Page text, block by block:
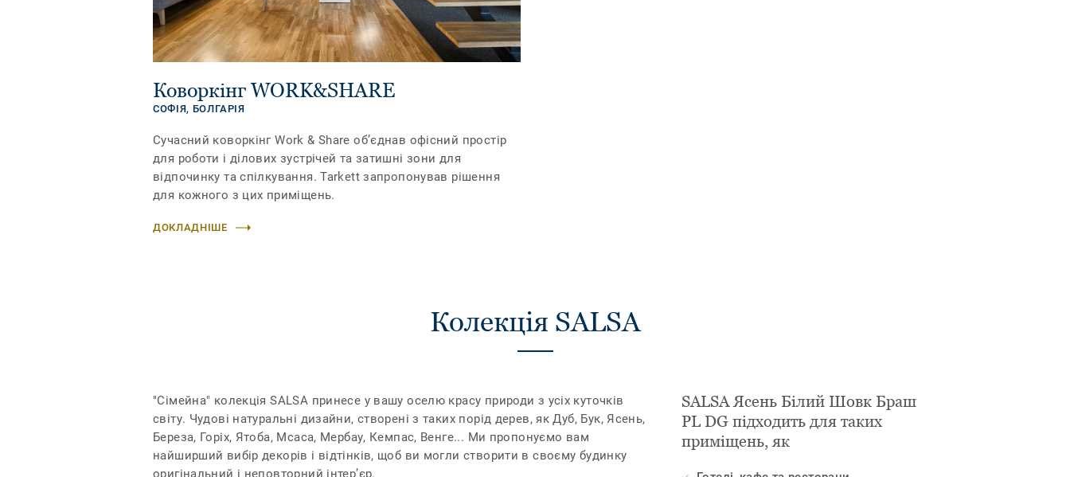
Коворкінг WORK&SHARE
СОФІЯ, БОЛГАРІЯ
Сучасний коворкінг Work & Sharе об’єднав офісний простір
для роботи і ділових зустрічей та затишні зони для
відпочинку та спілкування. Tarkett запропонував рішення
для кожного з цих приміщень.
ДОКЛАДНІШЕ
Колекція SALSA
"Сімейна" колекція SALSA принесе у вашу оселю красу природи з усіх куточків
світу. Чудові натуральні дизайни, створені з таких порід дерев, як Дуб, Бук, Ясень,
Береза, Горіх, Ятоба, Мсаса, Мербау, Кемпас, Венге... Ми пропонуємо вам
найширший вибір декорів і відтінків, щоб ви могли створити в своєму будинку
оригінальний і неповторний інтер’єр.
SALSA Ясень Білий Шовк Браш
PL DG підходить для таких
приміщень, як